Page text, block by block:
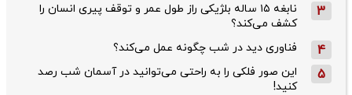
3
نابغه ۱۵ ساله بلژیکی راز طول عمر و توقف پیری انسان را
کشف می‌کند؟
4 فناوری دید در شب چگونه عمل می‌کند؟
5
این صور فلکی را به راحتی می‌توانید در آسمان شب رصد
کنید!